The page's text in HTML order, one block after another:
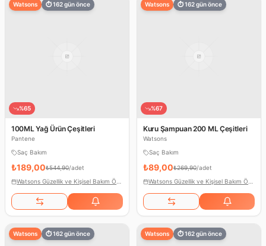
Watsons ⏱162gün önce
%65
100ML Yağ Ürün Çeşitleri
Pantene
Saç Bakım
₺189,00₺544,90/adet
Watsons ⏱162gün önce
%67
Kuru Şampuan 200 ML Çeşitleri
Watsons
Saç Bakım
₺89,00₺269,90/adet
Watsons ⏱162gün önce Watsons ⏱162gün önce